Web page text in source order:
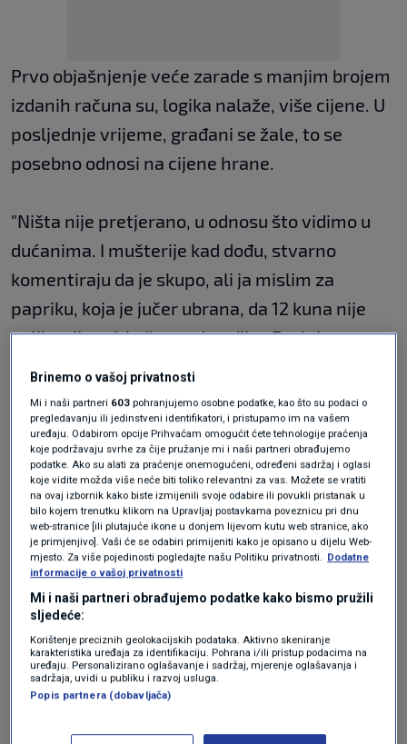
Prvo objašnjenje veće zarade s manjim brojem
izdanih računa su, logika nalaže, više cijene. U
posljednje vrijeme, građani se žale, to se
posebno odnosi na cijene hrane.
"Ništa nije pretjerano, u odnosu što vidimo u
dućanima. I mušterije kad dođu, stvarno
komentiraju da je skupo, ali ja mislim za
papriku, koja je jučer ubrana, da 12 kuna nije
velika cijena", kaže prodavačica Darinka.
Drugo objašnjenje dobre zarade je fiskalizacija
svih računa, a ne samo onih nižih jer su kazne
za one koji pokušaju prevariti državu visoke.
"Od deset pa do sto tisuća kuna, ovisi je li
privatna ili pravna osoba", kaže prodavačica
ribe Silvija dodajući da takvu kaznu nikako ne bi
mogla podnijeti.
Jedan od razloga visoke zarade, posebno u
ugostiteljskom sektoru, su povećane cijene
usluga i proizvoda, neovisno o sirovini.
Brinemo o vašoj privatnosti
Mi i naši partneri 603 pohranjujemo osobne podatke, kao što su podaci o
pregledavanju ili jedinstveni identifikatori, i pristupamo im na vašem
uređaju. Odabirom opcije Prihvaćam omogućit ćete tehnologije praćenja
koje podržavaju svrhe za čije pružanje mi i naši partneri obrađujemo
podatke. Ako su alati za praćenje onemogućeni, određeni sadržaj i oglasi
koje vidite možda više neće biti toliko relevantni za vas. Možete se vratiti
na ovaj izbornik kako biste izmijenili svoje odabire ili povukli pristanak u
bilo kojem trenutku klikom na Upravljaj postavkama poveznicu pri dnu
web-stranice [ili plutajuće ikone u donjem lijevom kutu web stranice, ako
je primjenjivo]. Vaši će se odabiri primijeniti kako je opisano u dijelu Web-
mjesto. Za više pojedinosti pogledajte našu Politiku privatnosti. Dodatne
informacije o vašoj privatnosti
Mi i naši partneri obrađujemo podatke kako bismo pružili
sljedeće:
Korištenje preciznih geolokacijskih podataka. Aktivno skeniranje
karakteristika uređaja za identifikaciju. Pohrana i/ili pristup podacima na
uređaju. Personalizirano oglašavanje i sadržaj, mjerenje oglašavanja i
sadržaja, uvidi u publiku i razvoj usluga.
Popis partnera (dobavljača)